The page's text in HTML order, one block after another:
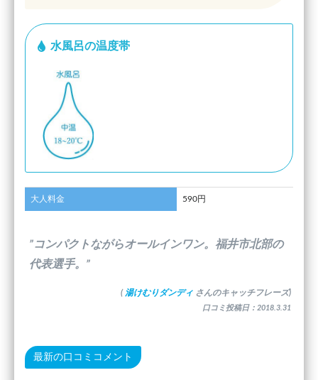
水風呂の温度帯
大人料金 590円
”コンパクトながらオールインワン。福井市北部の
代表選手。”
( 湯けむりダンディ さんのキャッチフレーズ)
口コミ投稿日：2018.3.31
最新の口コミコメント